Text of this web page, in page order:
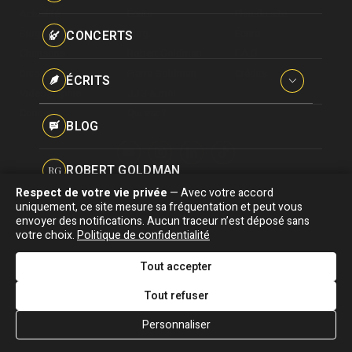
Pseudonymes
CONCERTS
ÉCRITS
Interviews
Hommages
BLOG
RG ROBERT GOLDMAN
PG PIERRE GOLDMAN
J&MJJG & MOI
Biographie
Discographie
Vidéographie
Concerts
Blog
Association "Parler d'sa vie" © Depuis 1997 - Tous droits réservés |
Signaler une erreur |Confidentialité|Gestion des cookies|Dernière
mise à jour : 05/08/2026
DESIGNED &
DEVELOPED BY
Respect de votre vie privée — Avec votre accord
uniquement, ce site mesure sa fréquentation et peut vous
envoyer des notifications. Aucun traceur n’est déposé sans
votre choix.Politique de confidentialité
Tout accepter
Tout refuser
Personnaliser